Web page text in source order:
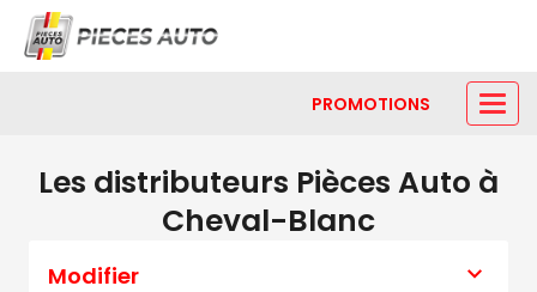
PROMOTIONS
Les distributeurs Pièces Auto à
Cheval-Blanc
Modifier